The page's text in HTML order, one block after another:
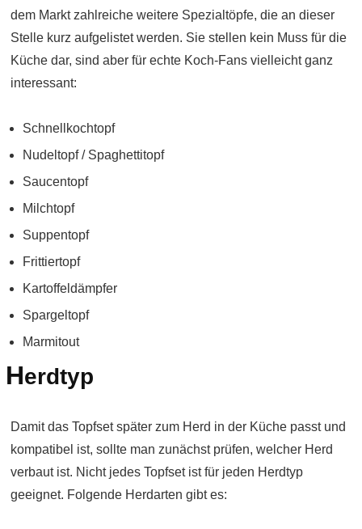
dem Markt zahlreiche weitere Spezialtöpfe, die an dieser
Stelle kurz aufgelistet werden. Sie stellen kein Muss für die
Küche dar, sind aber für echte Koch-Fans vielleicht ganz
interessant:
Schnellkochtopf
Nudeltopf / Spaghettitopf
Saucentopf
Milchtopf
Suppentopf
Frittiertopf
Kartoffeldämpfer
Spargeltopf
Marmitout
Herdtyp
Damit das Topfset später zum Herd in der Küche passt und
kompatibel ist, sollte man zunächst prüfen, welcher Herd
verbaut ist. Nicht jedes Topfset ist für jeden Herdtyp
geeignet. Folgende Herdarten gibt es: